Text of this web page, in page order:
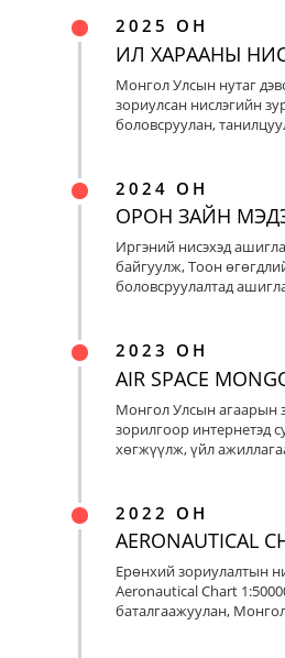
2025 ОН
ИЛ ХАРААНЫ
Монгол Улсын нутаг
зориулсан нислэгийн
боловсруулан,
2024 ОН
ОРОН ЗАЙН
Иргэний нисэхэд
байгуулж, Тоон
боловсруулалтад
2023 ОН
AIR SPACE
Монгол Улсын агаарын
зорилгоор интернетэд
хөгжүүлж, үйл
2022 ОН
AERONAUTICAL
Ерөнхий зориулалтын
Aeronautical Chart
баталгаажуулан,